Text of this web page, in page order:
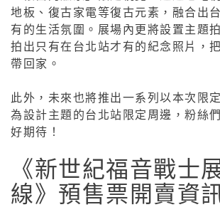
地板、復古家電等復古元素，融合出
有的生活氛圍。展場內更將設置主題
拍出只有在台北站才有的紀念照片，
帶回家。
此外，未來也將推出一系列以本次限
為設計主題的台北站限定周邊，粉絲
好期待！
《新世紀福音戰士
線》預售票開賣資